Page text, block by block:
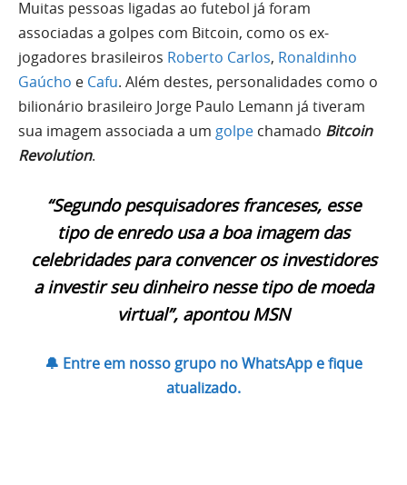
Muitas pessoas ligadas ao futebol já foram
associadas a golpes com Bitcoin, como os ex-
jogadores brasileiros Roberto Carlos, Ronaldinho
Gaúcho e Cafu. Além destes, personalidades como o
bilionário brasileiro Jorge Paulo Lemann já tiveram
sua imagem associada a um golpe chamado Bitcoin
Revolution.
“Segundo pesquisadores franceses, esse
tipo de enredo usa a boa imagem das
celebridades para convencer os investidores
a investir seu dinheiro nesse tipo de moeda
virtual”, apontou MSN
🔔 Entre em nosso grupo no WhatsApp e fique
atualizado.